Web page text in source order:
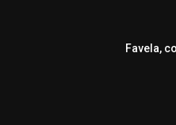
Favela,